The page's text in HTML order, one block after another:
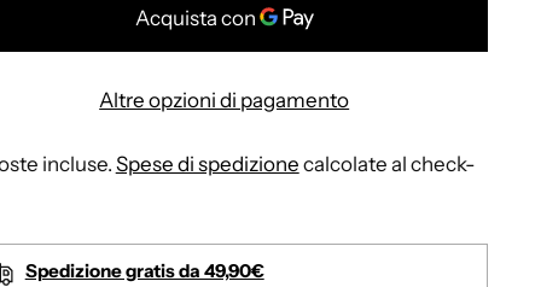
Altre opzioni di pagamento
incluse.Spese di spedizione calcolate al check-
Spedizione gratis da 49,90€